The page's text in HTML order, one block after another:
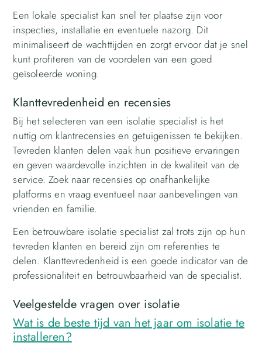
Een lokale specialist kan snel ter plaatse zijn voor
inspecties, installatie en eventuele nazorg. Dit
minimaliseert de wachttijden en zorgt ervoor dat je snel
kunt profiteren van de voordelen van een goed
geïsoleerde woning.
Klanttevredenheid en recensies
Bij het selecteren van een isolatie specialist is het
nuttig om klantrecensies en getuigenissen te bekijken.
Tevreden klanten delen vaak hun positieve ervaringen
en geven waardevolle inzichten in de kwaliteit van de
service. Zoek naar recensies op onafhankelijke
platforms en vraag eventueel naar aanbevelingen van
vrienden en familie.
Een betrouwbare isolatie specialist zal trots zijn op hun
tevreden klanten en bereid zijn om referenties te
delen. Klanttevredenheid is een goede indicator van de
professionaliteit en betrouwbaarheid van de specialist.
Veelgestelde vragen over isolatie
Wat is de beste tijd van het jaar om isolatie te
installeren?